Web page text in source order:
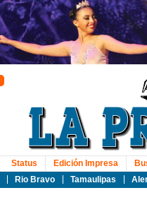
Rio Bravo Tamaulipas
Status Edición Impresa